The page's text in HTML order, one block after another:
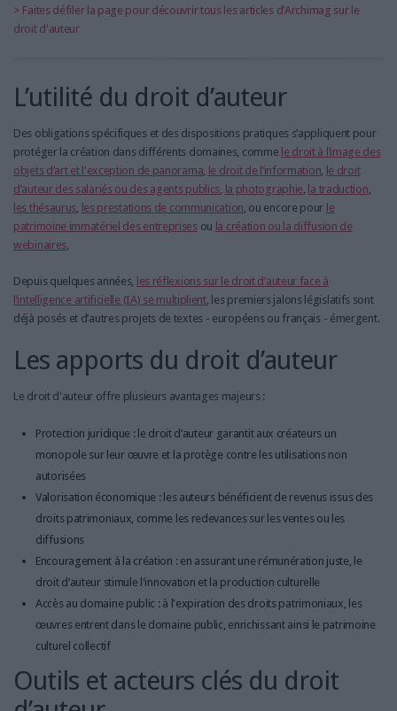
> Faites défiler la page pour découvrir tous les articles d'Archimag sur le
droit d'auteur
L’utilité du droit d’auteur
Des obligations spécifiques et des dispositions pratiques s’appliquent pour
protéger la création dans différents domaines, comme le droit à l’image des
objets d’art et l'exception de panorama, le droit de l’information, le droit
d’auteur des salariés ou des agents publics, la photographie, la traduction,
les thésaurus, les prestations de communication, ou encore pour le
patrimoine immatériel des entreprises ou la création ou la diffusion de
webinaires,
Depuis quelques années, les réflexions sur le droit d’auteur face à
l’intelligence artificielle (IA) se multiplient, les premiers jalons législatifs sont
déjà posés et d’autres projets de textes - européens ou français - émergent.
Les apports du droit d’auteur
Le droit d'auteur offre plusieurs avantages majeurs :
Protection juridique : le droit d’auteur garantit aux créateurs un
monopole sur leur œuvre et la protège contre les utilisations non
autorisées
Valorisation économique : les auteurs bénéficient de revenus issus des
droits patrimoniaux, comme les redevances sur les ventes ou les
diffusions
Encouragement à la création : en assurant une rémunération juste, le
droit d’auteur stimule l'innovation et la production culturelle
Accès au domaine public : à l'expiration des droits patrimoniaux, les
œuvres entrent dans le domaine public, enrichissant ainsi le patrimoine
culturel collectif
Outils et acteurs clés du droit